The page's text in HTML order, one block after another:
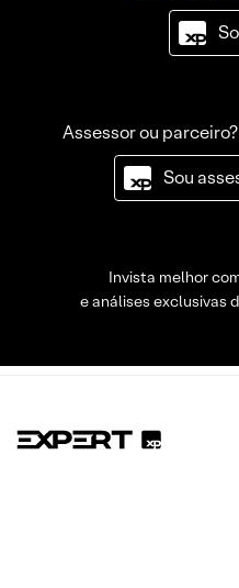
Assessor ou
Sou
Invista melhor
e análises exclusivas